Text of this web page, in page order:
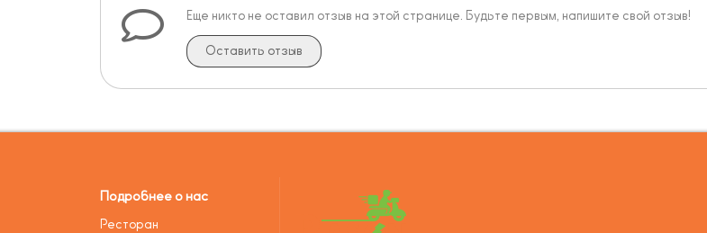
Еще никто не оставил отзыв на этой странице. Будьте первым, напишите свой отзыв!
Оставить отзыв
Подробнее о нас
Ресторан